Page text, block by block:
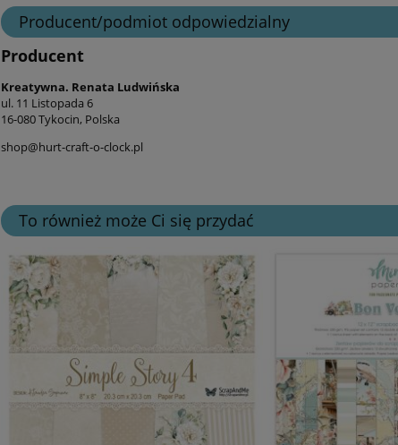
Producent/podmiot odpowiedzialny
Producent
Kreatywna. Renata Ludwińska
ul. 11 Listopada 6
16-080 Tykocin, Polska
shop@hurt-craft-o-clock.pl
To również może Ci się przydać